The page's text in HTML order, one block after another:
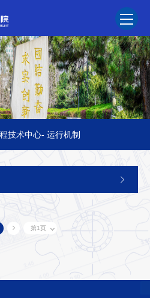
技术中心- 运行机制
第1页